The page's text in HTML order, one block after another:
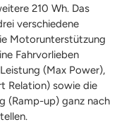
210 Wh. Das
verschiedene
Motorunterstützung
Fahrvorlieben
(Max Power),
Relation) sowie die
(Ramp-up) ganz nach